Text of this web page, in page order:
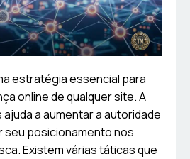
estratégia essencial para
online de qualquer site. A
a aumentar a autoridade
seu posicionamento nos
Existem várias táticas que